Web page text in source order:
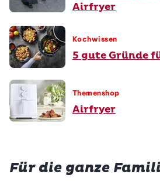
Airfryer
Kochwissen
5 gute Gründe
Themenshop
Airfryer
Für die ganze